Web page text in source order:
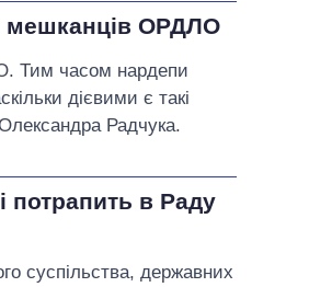
мешканців ОРДЛО
Тим часом нардепи
дієвими є такі
Олександра Радчука.
потрапить в Раду
суспільства, державних